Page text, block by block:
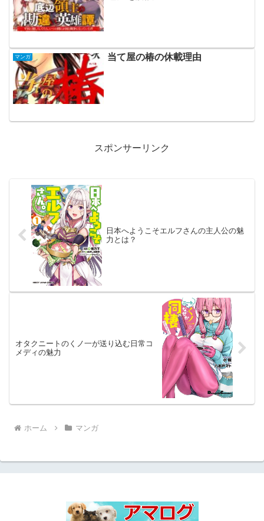
マンガ 当て屋の椿の休載理由
スポンサーリンク
日本へようこそエルフさんの主人公の魅
力とは？
オタクニートのくノ一が送り込む日常コ
メディの魅力
ホーム マンガ